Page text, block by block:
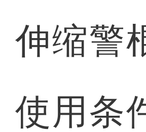
伸缩警
使用条